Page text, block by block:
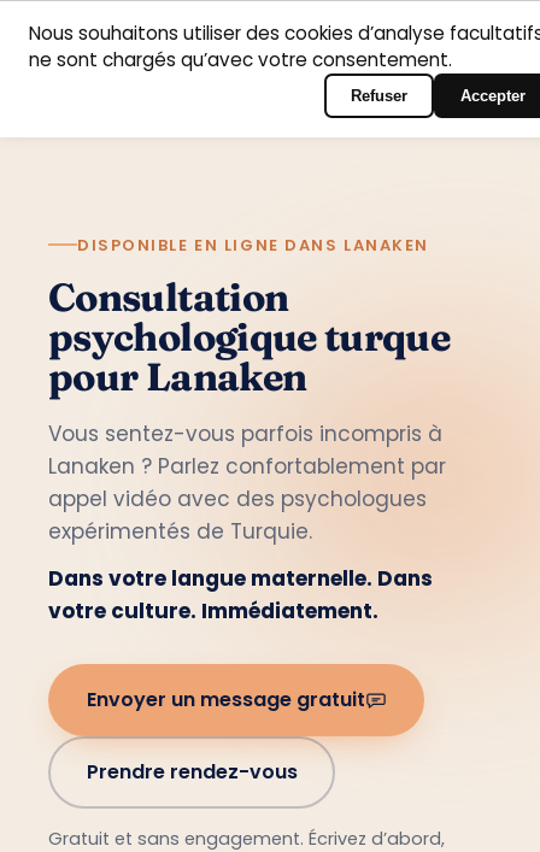
AccueilDomaines
d’intervention
PsychologuesContact
Français Connexion au portail
DISPONIBLE EN LIGNE DANS LANAKEN
Consultation
psychologique turque
pour Lanaken
Vous sentez-vous parfois incompris à
Lanaken ? Parlez confortablement par
appel vidéo avec des psychologues
expérimentés de Turquie.
Dans votre langue maternelle. Dans
votre culture. Immédiatement.
Envoyer un message gratuit
Prendre rendez-vous
Gratuit et sans engagement. Écrivez d’abord,
Nous souhaitons utiliser des cookies d’analyse
ne sont chargés qu’avec votre consentement.
Refuser Accepter